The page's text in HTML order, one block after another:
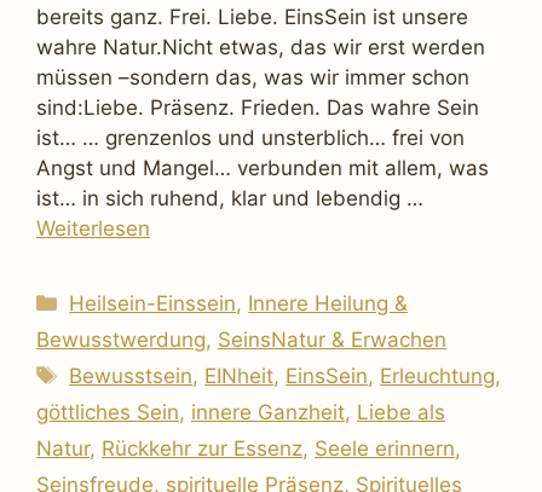
bereits ganz. Frei. Liebe. EinsSein ist unsere
wahre Natur.Nicht etwas, das wir erst werden
müssen –sondern das, was wir immer schon
sind:Liebe. Präsenz. Frieden. Das wahre Sein
ist… … grenzenlos und unsterblich… frei von
Angst und Mangel… verbunden mit allem, was
ist… in sich ruhend, klar und lebendig …
Weiterlesen
Kategorien
Heilsein-Einssein, Innere Heilung &
Bewusstwerdung, SeinsNatur & Erwachen
Schlagwörter
Bewusstsein, EINheit, EinsSein, Erleuchtung,
göttliches Sein, innere Ganzheit, Liebe als
Natur, Rückkehr zur Essenz, Seele erinnern,
Seinsfreude, spirituelle Präsenz, Spirituelles